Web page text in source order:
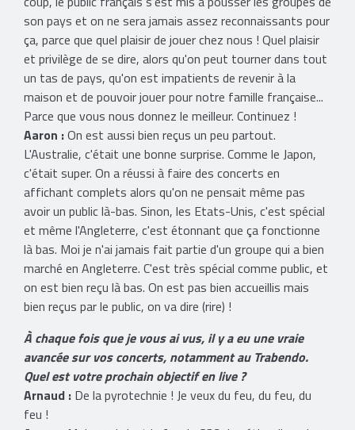
son pays et on ne sera jamais assez reconnaissants pour
ça, parce que quel plaisir de jouer chez nous ! Quel plaisir
et privilège de se dire, alors qu'on peut tourner dans tout
un tas de pays, qu'on est impatients de revenir à la
maison et de pouvoir jouer pour notre famille française...
Parce que vous nous donnez le meilleur. Continuez !
Aaron :On est aussi bien reçus un peu partout.
L'Australie, c'était une bonne surprise. Comme le Japon,
c'était super. On a réussi à faire des concerts en
affichant complets alors qu'on ne pensait même pas
avoir un public là-bas. Sinon, les Etats-Unis, c'est spécial
et même l'Angleterre, c'est étonnant que ça fonctionne
là bas. Moi je n'ai jamais fait partie d'un groupe qui a bien
marché en Angleterre. C'est très spécial comme public, et
on est bien reçu là bas. On est pas bien accueillis mais
bien reçus par le public, on va dire (rire) !
À chaque fois que je vous ai vus, il y a eu une vraie
avancée sur vos concerts, notamment au Trabendo.
Quel est votre prochain objectif en live ?
Arnaud : De la pyrotechnie ! Je veux du feu, du feu, du
feu !